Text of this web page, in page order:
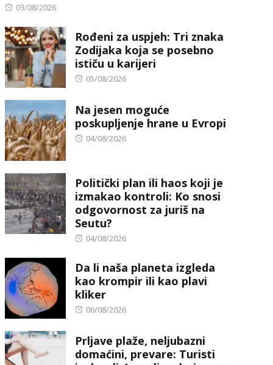
Posted
03/08/2026
Rođeni za uspjeh: Tri znaka
Zodijaka koja se posebno
ističu u karijeri
Posted
05/08/2026
Na jesen moguće
poskupljenje hrane u Evropi
Posted
04/08/2026
Politički plan ili haos koji je
izmakao kontroli: Ko snosi
odgovornost za juriš na
Seutu?
Posted
04/08/2026
Da li naša planeta izgleda
kao krompir ili kao plavi
kliker
Posted
06/08/2026
Prljave plaže, neljubazni
domaćini, prevare: Turisti